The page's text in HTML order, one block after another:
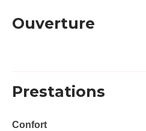
Ouverture
Prestations
Confort